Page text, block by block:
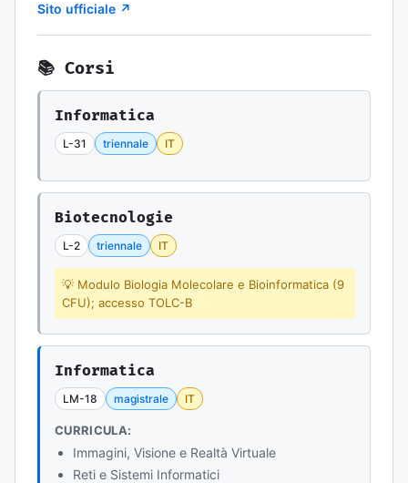
Sito ufficiale ↗
📚 Corsi
Informatica
L-31 triennale IT
Biotecnologie
L-2 triennale IT
💡 Modulo Biologia Molecolare e Bioinformatica (9
CFU); accesso TOLC-B
Informatica
LM-18 magistrale IT
CURRICULA:
Immagini, Visione e Realtà Virtuale
Reti e Sistemi Informatici